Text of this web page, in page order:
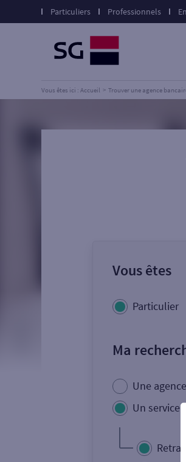
Particuliers Professionnels
Vous êtes ici : Accueil Trouver une agence
Vous êtes
Particulier
Ma
Une agence
Un service